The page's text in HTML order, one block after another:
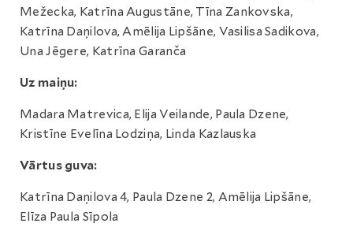
Mežecka, Katrīna Augustāne, Tīna Zankovska,
Katrīna Daņilova, Amēlija Lipšāne, Vasilisa Sadikova,
Una Jēgere, Katrīna Garanča
Uz maiņu:
Madara Matrevica, Elija Veilande, Paula Dzene,
Kristīne Evelīna Lodziņa, Linda Kazlauska
Vārtus guva:
Katrīna Daņilova 4, Paula Dzene 2, Amēlija Lipšāne,
Elīza Paula Sīpola